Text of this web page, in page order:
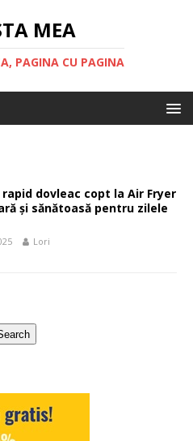
MEA
PAGINA CU PAGINA
dovleac copt la Air Fryer
și sănătoasă pentru zilele
Lori